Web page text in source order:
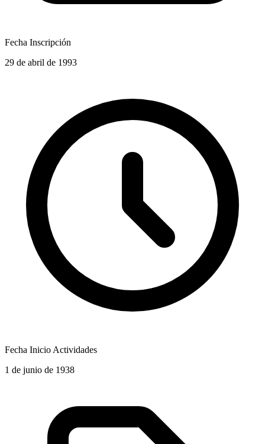
Fecha Inscripción
29 de abril de 1993
Fecha Inicio Actividades
1 de junio de 1938